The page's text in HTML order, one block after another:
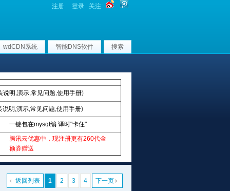
注册 登录 关注:
wdCDN系统 智能DNS软件 搜索
说明 ,演示,常见问题,使用手册)
说明 ,演示,常见问题,使用手册)
一键包在mysql编 译时"卡住"
腾讯云优惠中，现注册更有260代金
额券赠送
1 2 3 4 下一页
返回列表